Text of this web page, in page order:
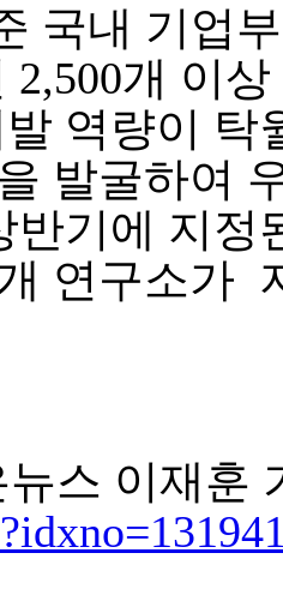
국내 기업
2,500개 이
역량이 탁
발굴하여
반기에 지정
연구소가
뉴스 이재훈